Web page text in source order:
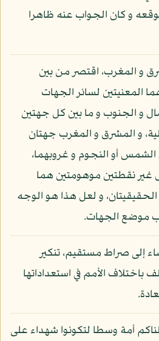
و كان الجواب عنه ظاهرا
و المغرب، اقتصر من بين
المعنيتين لسائر الجهات
و الجنوب و ما بين كل جهتين
و المشرق و المغرب جهتان
الشمس أو النجوم و غروبهما،
غير نقطتين موهومتين هما
و لعل هذا هو الوجه
موضع الجهات.
إلى صراط مستقيم، تنكير
باختلاف الأمم في استعداداتها
أمة وسطا لتكونوا شهداء على